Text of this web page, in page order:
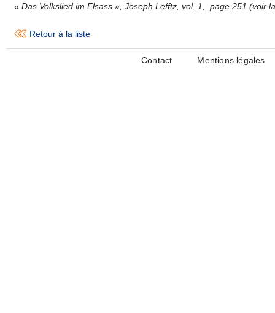
« Das Volkslied im Elsass », Joseph Lefftz, vol. 1, page 251 (voir
Retour à la liste
Contact Mentions légales